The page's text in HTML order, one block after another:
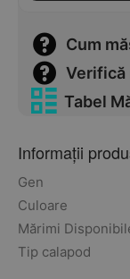
Cum
Verifică
Tabel
Informații
Gen
Culoare
Mărimi
Tip calapod